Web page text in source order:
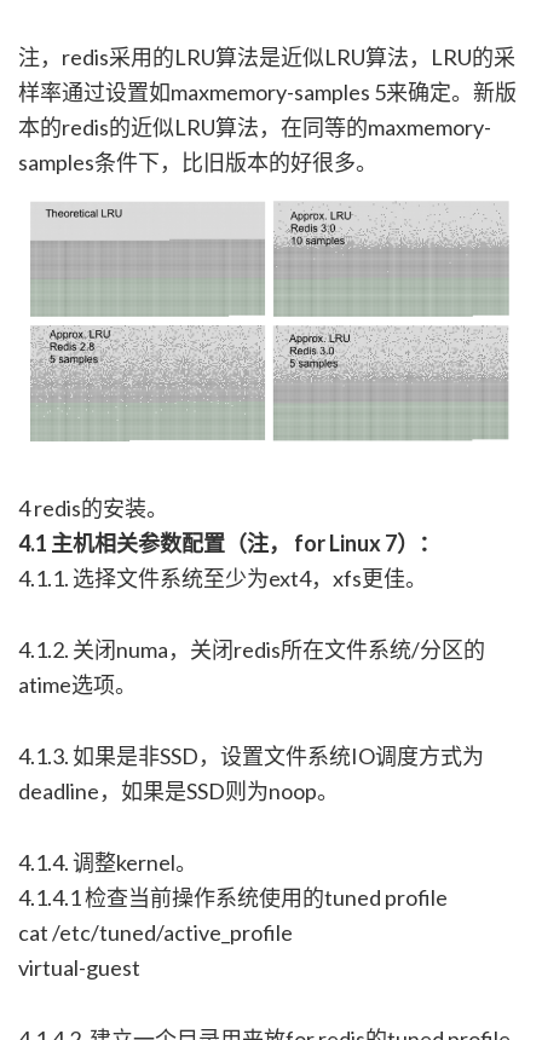
注，redis采用的LRU算法是近似LRU算法，LRU的采
样率通过设置如maxmemory-samples 5来确定。新版
本的redis的近似LRU算法，在同等的maxmemory-
samples条件下，比旧版本的好很多。
4 redis的安装。
4.1 主机相关参数配置（注， for Linux 7）：
4.1.1. 选择文件系统至少为ext4，xfs更佳。
4.1.2. 关闭numa，关闭redis所在文件系统/分区的
atime选项。
4.1.3. 如果是非SSD，设置文件系统IO调度方式为
deadline，如果是SSD则为noop。
4.1.4. 调整kernel。
4.1.4.1 检查当前操作系统使用的tuned profile
cat /etc/tuned/active_profile
virtual-guest